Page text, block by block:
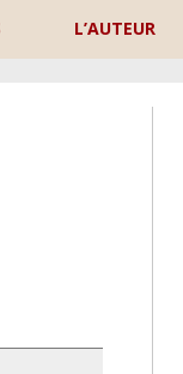
L’AUTEUR